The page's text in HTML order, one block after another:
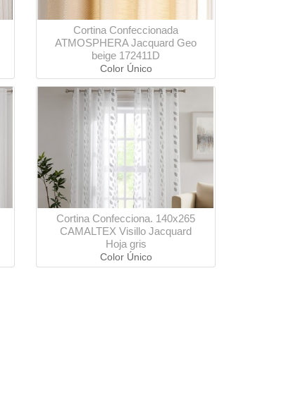
Cortina Confeccionada
ATMOSPHERA Jacquard Geo
beige 172411D
Color Único
Cortina Confecciona. 140x265
CAMALTEX Visillo Jacquard
Hoja gris
Color Único